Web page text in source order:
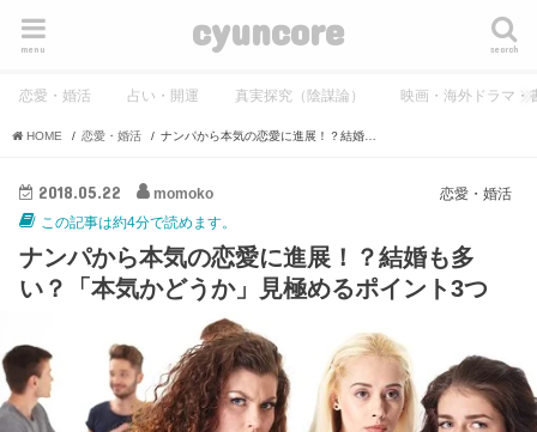
cyuncore search
menu
恋愛・婚活 占い・開運 真実探究（陰謀論） 映画・海外ドラマ・
HOME 恋愛・婚活
恋愛・婚活
2018.05.22
momoko
この記事は約4分で読めます。
ナンパから本気の恋愛に進展！？結婚も多
い？「本気かどうか」見極めるポイント3つ